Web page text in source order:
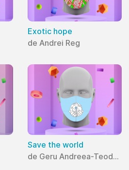
Exotic hope
de Andrei Reg
Save the world
de Geru Andreea-Teodora